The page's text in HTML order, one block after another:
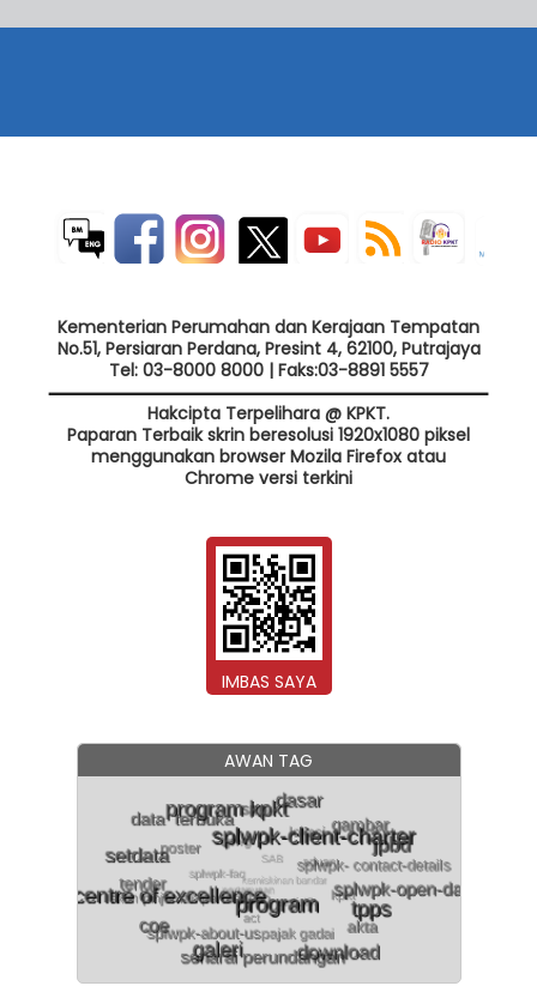
Kementerian Perumahan dan Kerajaan Tempatan
No.51, Persiaran Perdana, Presint 4, 62100, Putrajaya
Tel: 03-8000 8000 | Faks:03-8891 5557
Hakcipta Terpelihara @ KPKT.
Paparan Terbaik skrin beresolusi 1920x1080 piksel
menggunakan browser Mozila Firefox atau
Chrome versi terkini
IMBAS SAYA
AWAN TAG